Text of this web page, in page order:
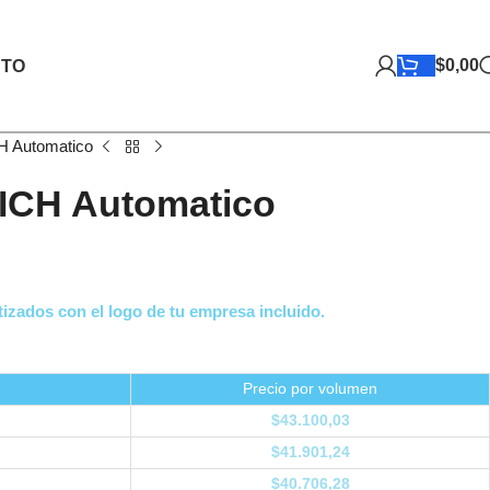
$0,00
Automatico
Automatico
con el logo de tu empresa incluido.
Precio por volumen
$43.100,03
$41.901,24
$40.706,28